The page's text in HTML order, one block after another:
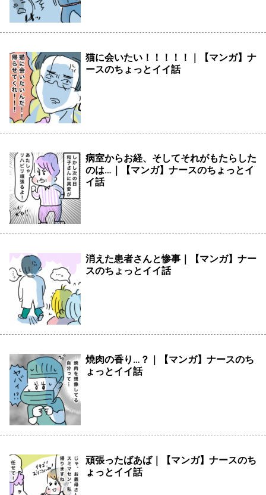
猫に会いたい！！！！！｜【マンガ】ナ
ースのちょっとイイ話
病室からお経、そしてそれがもたらした
のは…｜【マンガ】ナースのちょっとイ
イ話
消えた患者さんと惨事｜【マンガ】ナー
スのちょっとイイ話
焼肉の香り…？｜【マンガ】ナースのち
ょっとイイ話
頑張ったばあば｜【マンガ】ナースのち
ょっとイイ話